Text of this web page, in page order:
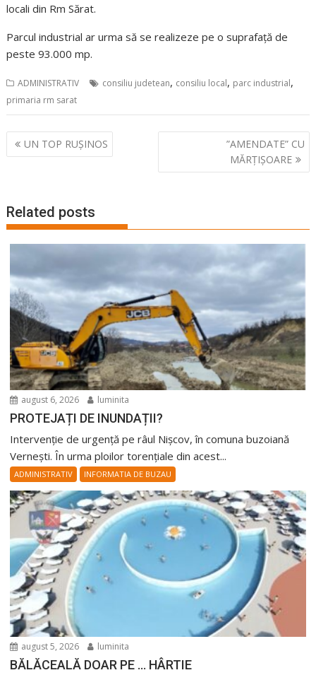
locali din Rm Sărat.
Parcul industrial ar urma să se realizeze pe o suprafață de
peste 93.000 mp.
ADMINISTRATIV consiliu judetean, consiliu local, parc industrial,
primaria rm sarat
Navigare
în
UN TOP RUȘINOS
”AMENDATE” CU
MĂRȚIȘOARE
Related posts
august 6, 2026 luminita
PROTEJAȚI DE INUNDAȚII?
Intervenție de urgență pe râul Nișcov, în comuna buzoiană
Vernești. În urma ploilor torențiale din acest...
ADMINISTRATIV INFORMATIA DE BUZAU
august 5, 2026 luminita
BĂLĂCEALĂ DOAR PE … HÂRTIE